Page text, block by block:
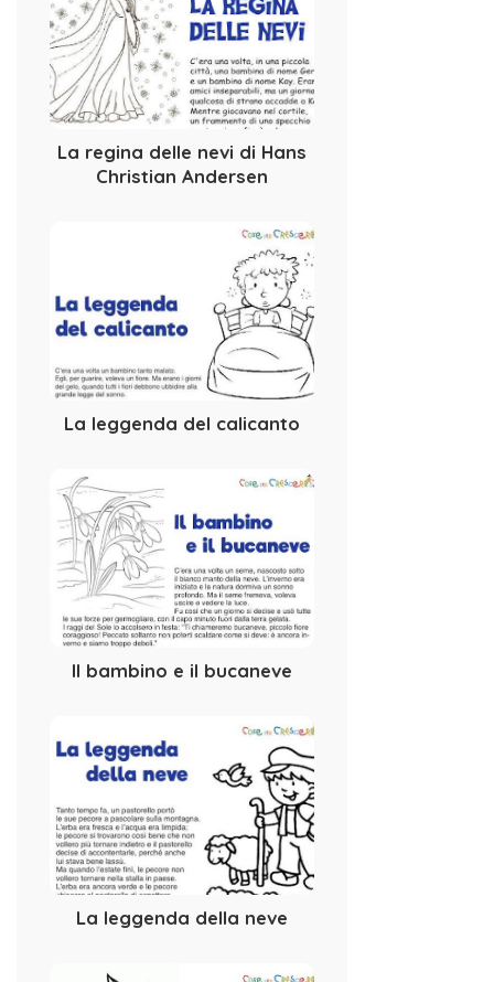
La regina delle nevi di Hans
Christian Andersen
La leggenda del calicanto
Il bambino e il bucaneve
La leggenda della neve